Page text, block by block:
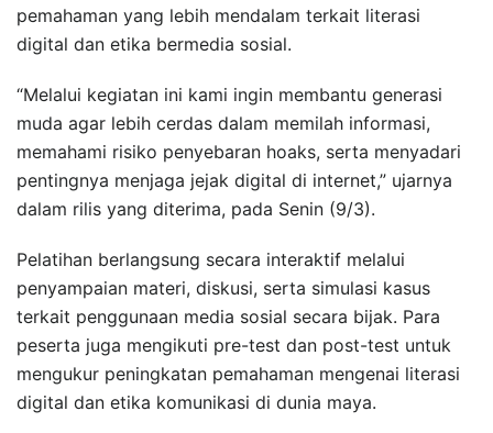
pemahaman yang lebih mendalam terkait literasi
digital dan etika bermedia sosial.
“Melalui kegiatan ini kami ingin membantu generasi
muda agar lebih cerdas dalam memilah informasi,
memahami risiko penyebaran hoaks, serta menyadari
pentingnya menjaga jejak digital di internet,” ujarnya
dalam rilis yang diterima, pada Senin (9/3).
Pelatihan berlangsung secara interaktif melalui
penyampaian materi, diskusi, serta simulasi kasus
terkait penggunaan media sosial secara bijak. Para
peserta juga mengikuti pre-test dan post-test untuk
mengukur peningkatan pemahaman mengenai literasi
digital dan etika komunikasi di dunia maya.